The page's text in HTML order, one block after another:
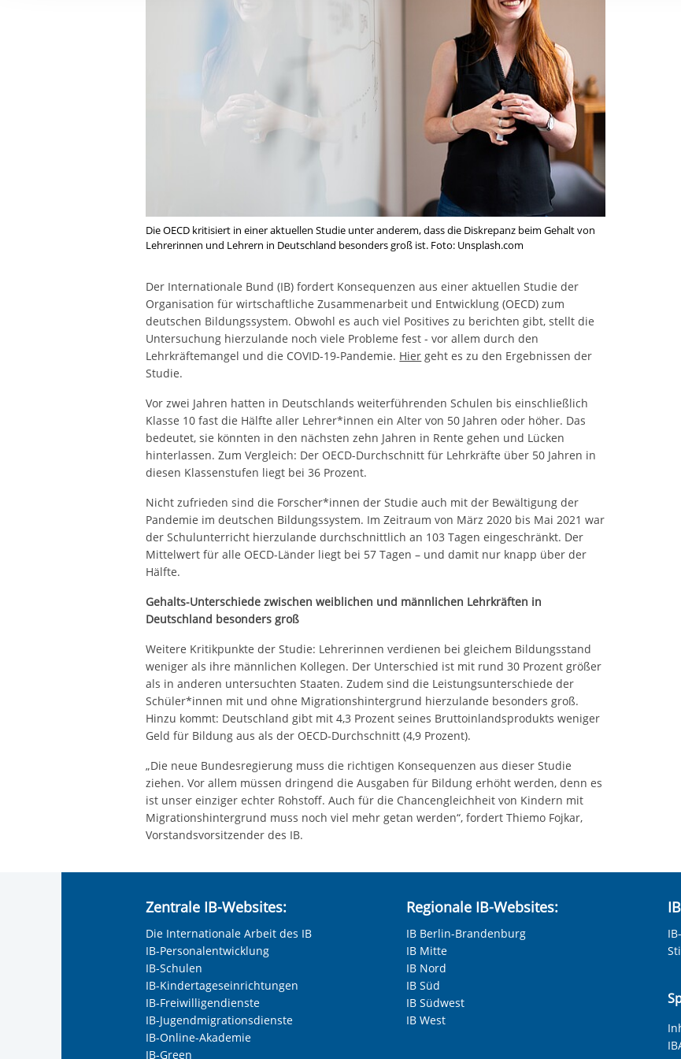
Ihre etwaige Einwilligung erstreckt sich nicht auf notwendige Cookies, die erforderlich
der von Ihnen aufgerufenen und somit gewünschten Website-Funktionen sind. Diese
aufgrund berechtigter Interessen und daher unabhängig von einer Einwilligung.
Die OECD kritisiert in einer aktuellen Studie unter anderem, dass die Diskrepanz beim Gehalt von
Lehrerinnen und Lehrern in Deutschland besonders groß ist. Foto: Unsplash.com
Der Internationale Bund (IB) fordert Konsequenzen aus einer aktuellen Studie der
Organisation für wirtschaftliche Zusammenarbeit und Entwicklung (OECD) zum
deutschen Bildungssystem. Obwohl es auch viel Positives zu berichten gibt, stellt die
Untersuchung hierzulande noch viele Probleme fest - vor allem durch den
Lehrkräftemangel und die COVID-19-Pandemie. Hier geht es zu den Ergebnissen der
Studie.
Vor zwei Jahren hatten in Deutschlands weiterführenden Schulen bis einschließlich
Klasse 10 fast die Hälfte aller Lehrer*innen ein Alter von 50 Jahren oder höher. Das
bedeutet, sie könnten in den nächsten zehn Jahren in Rente gehen und Lücken
hinterlassen. Zum Vergleich: Der OECD-Durchschnitt für Lehrkräfte über 50 Jahren in
diesen Klassenstufen liegt bei 36 Prozent.
Nicht zufrieden sind die Forscher*innen der Studie auch mit der Bewältigung der
Pandemie im deutschen Bildungssystem. Im Zeitraum von März 2020 bis Mai 2021 war
der Schulunterricht hierzulande durchschnittlich an 103 Tagen eingeschränkt. Der
Mittelwert für alle OECD-Länder liegt bei 57 Tagen – und damit nur knapp über der
Hälfte.
Gehalts-Unterschiede zwischen weiblichen und männlichen Lehrkräften in
Deutschland besonders groß
Weitere Kritikpunkte der Studie: Lehrerinnen verdienen bei gleichem Bildungsstand
weniger als ihre männlichen Kollegen. Der Unterschied ist mit rund 30 Prozent größer
als in anderen untersuchten Staaten. Zudem sind die Leistungsunterschiede der
Schüler*innen mit und ohne Migrationshintergrund hierzulande besonders groß.
Hinzu kommt: Deutschland gibt mit 4,3 Prozent seines Bruttoinlandsprodukts weniger
Geld für Bildung aus als der OECD-Durchschnitt (4,9 Prozent).
„Die neue Bundesregierung muss die richtigen Konsequenzen aus dieser Studie
ziehen. Vor allem müssen dringend die Ausgaben für Bildung erhöht werden, denn es
ist unser einziger echter Rohstoff. Auch für die Chancengleichheit von Kindern mit
Migrationshintergrund muss noch viel mehr getan werden“, fordert Thiemo Fojkar,
Vorstandsvorsitzender des IB.
Zentrale IB-Websites:
Die Internationale Arbeit des IB
IB-Personalentwicklung
IB-Schulen
IB-Kindertageseinrichtungen
IB-Freiwilligendienste
IB-Jugendmigrationsdienste
IB-Online-Akademie
IB-Green
Regionale IB-Websites:
IB Berlin-Brandenburg
IB Mitte
IB Nord
IB Süd
IB Südwest
IB West